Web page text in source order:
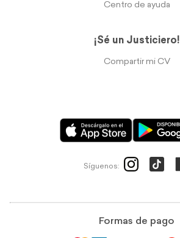
Centro de ayuda
¡Sé un Justiciero!
Compartir mi CV
Síguenos:
Formas de pago